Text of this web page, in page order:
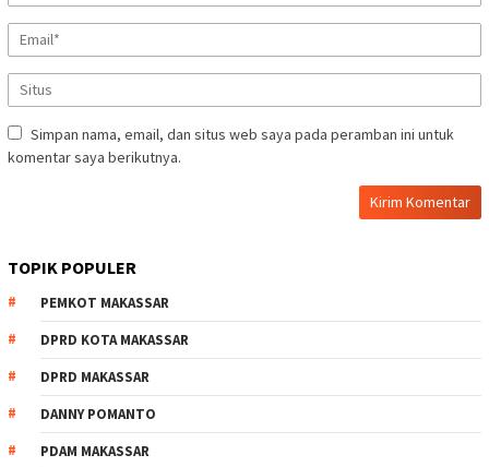
Simpan nama, email, dan situs web saya pada peramban ini untuk
komentar saya berikutnya.
TOPIK POPULER
PEMKOT MAKASSAR
DPRD KOTA MAKASSAR
DPRD MAKASSAR
DANNY POMANTO
PDAM MAKASSAR